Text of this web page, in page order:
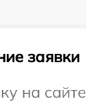
заявки
на сайте